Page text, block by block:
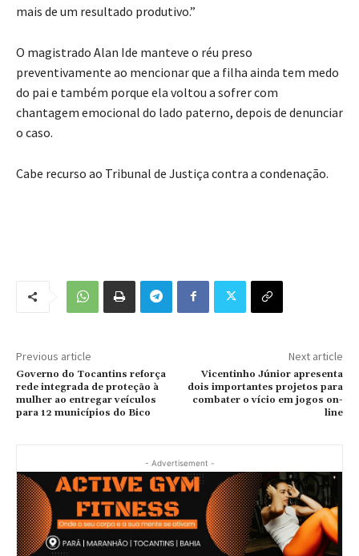
mais de um resultado produtivo.”
O magistrado Alan Ide manteve o réu preso
preventivamente ao mencionar que a filha ainda tem medo
do pai e também porque ela voltou a sofrer com
chantagem emocional do lado paterno, depois de denunciar
o caso.
Cabe recurso ao Tribunal de Justiça contra a condenação.
Previous article
Governo do Tocantins reforça
rede integrada de proteção à
mulher ao entregar veículos
para 12 municípios do Bico
Next article
Vicentinho Júnior apresenta
dois importantes projetos para
combater o vício em jogos on-
line
- Advertisement -